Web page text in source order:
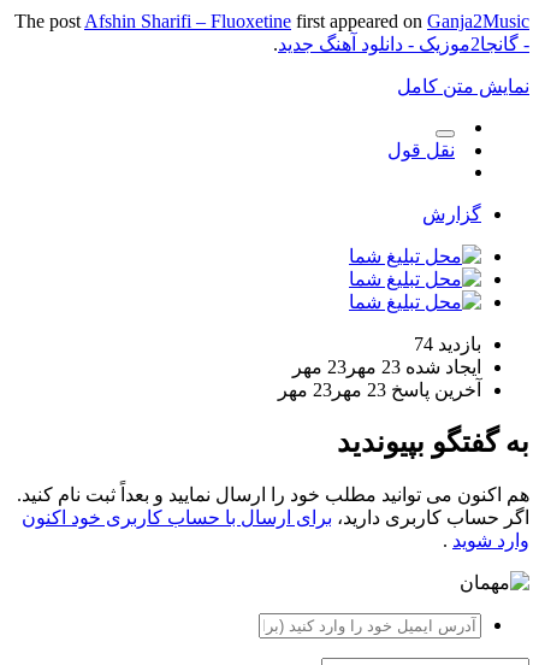
The post Afshin Sharifi – Fluoxetine first appeared on Ganja2Music
- گانجا2موزیک - دانلود آهنگ جدید
.
نمایش متن کامل
نقل قول
گزارش
بازدید 74
ایجاد شده 23 مهر
23 مهر
آخرین پاسخ 23 مهر 23 مهر
به گفتگو بپیوندید
هم اکنون می توانید مطلب خود را ارسال نمایید و بعداً ثبت نام کنید.
اگر حساب کاربری دارید، برای ارسال با حساب کاربری خود اکنون
وارد شوید .